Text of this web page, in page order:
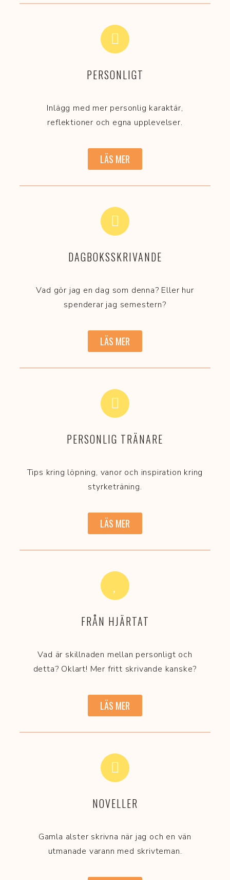
PERSONLIGT
Inlägg med mer personlig karaktär,
reflektioner och egna upplevelser.
LÄS MER
DAGBOKSSKRIVANDE
Vad gör jag en dag som denna? Eller hur
spenderar jag semestern?
LÄS MER
PERSONLIG TRÄNARE
Tips kring löpning, vanor och inspiration kring
styrketräning.
LÄS MER
FRÅN HJÄRTAT
Vad är skillnaden mellan personligt och
detta? Oklart! Mer fritt skrivande kanske?
LÄS MER
NOVELLER
Gamla alster skrivna när jag och en vän
utmanade varann med skrivteman.